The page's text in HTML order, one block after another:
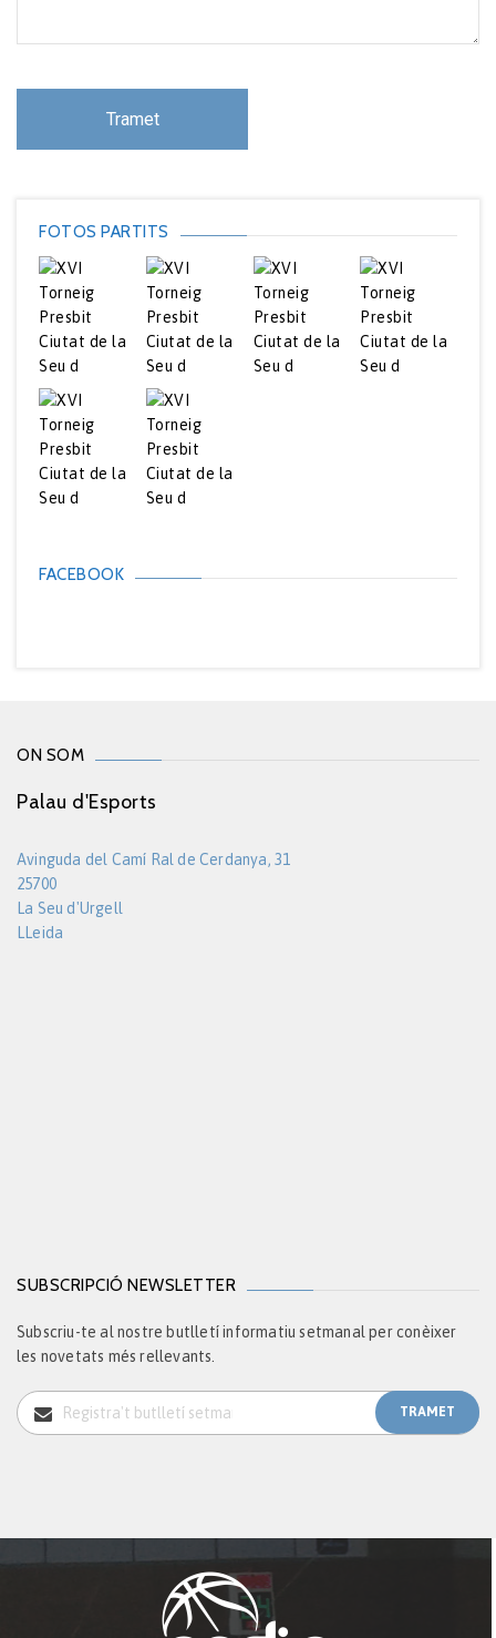
FOTOS PARTITS
FACEBOOK
ON SOM
Palau d'Esports
Avinguda del Camí Ral de Cerdanya, 31
25700
La Seu d'Urgell
LLeida
SUBSCRIPCIÓ NEWSLETTER
Subscriu-te al nostre butlletí informatiu setmanal per conèixer
les novetats més rellevants.